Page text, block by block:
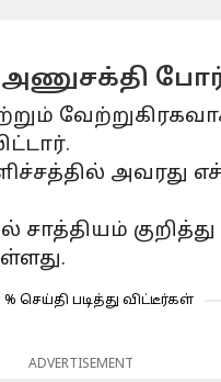
அணுசக்தி
அவரது
குறித்து
% செய்தி படித்து விட்டீர்கள்
ADVERTISEMENT